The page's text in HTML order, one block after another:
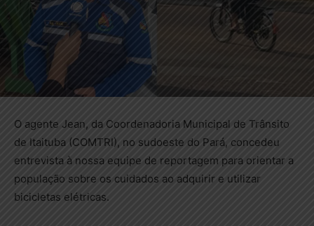
O agente Jean, da Coordenadoria Municipal de Trânsito
de Itaituba (COMTRI), no sudoeste do Pará, concedeu
entrevista à nossa equipe de reportagem para orientar a
população sobre os cuidados ao adquirir e utilizar
bicicletas elétricas.